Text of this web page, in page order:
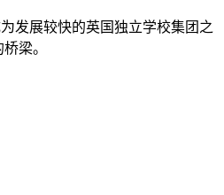
发展较快的英国独立学校集团之
梁。